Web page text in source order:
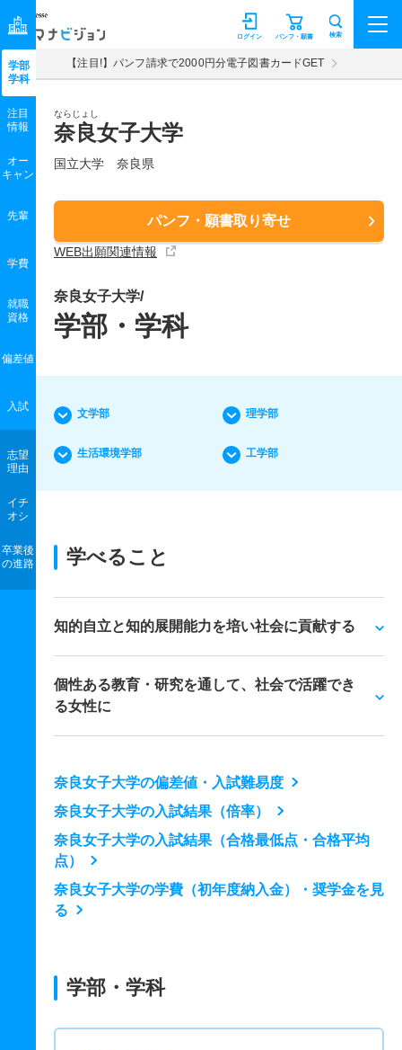
マナビジョン パンフ・願書
ログイン 検索
【注目!】パンフ請求で2000円分電子図書カードGET
ならじょし
奈良女子大学
国立大学 奈良県
パンフ・願書取り寄せ
WEB出願関連情報
学部
学科
注目
情報
オー
キャン
先輩
学費
就職
資格
偏差値
入試
志望
理由
イチ
オシ
卒業後
の進路
奈良女子大学/
学部・学科
文学部 理学部
生活環境学部 工学部
学べること
知的自立と知的展開能力を培い社会に貢献する
個性ある教育・研究を通して、社会で活躍でき
る女性に
奈良女子大学の偏差値・入試難易度
奈良女子大学の入試結果（倍率）
奈良女子大学の入試結果（合格最低点・合格平均
点）
奈良女子大学の学費（初年度納入金）・奨学金を見
る
学部・学科